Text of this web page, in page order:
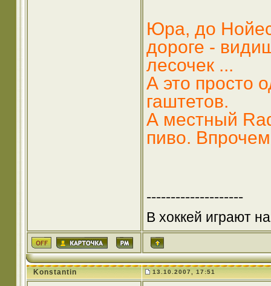
Юра, до
дороге -
лесочек ...
А это просто
гаштетов.
А местный
пиво.
--------------------
В хоккей играют
Konstantin 13.10.2007, 17:51